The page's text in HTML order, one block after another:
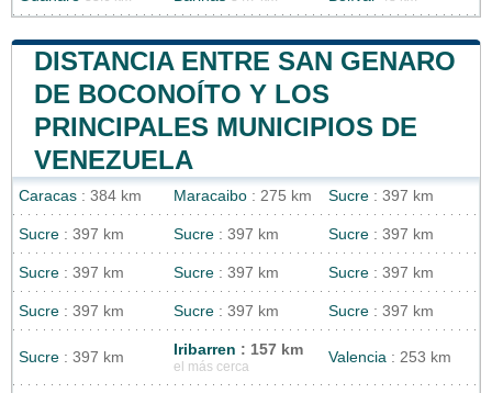
DISTANCIA ENTRE SAN GENARO
DE BOCONOÍTO Y LOS
PRINCIPALES MUNICIPIOS DE
VENEZUELA
Caracas : 384 km Maracaibo : 275 km Sucre : 397 km
Sucre : 397 km Sucre : 397 km Sucre : 397 km
Sucre : 397 km Sucre : 397 km Sucre : 397 km
Sucre : 397 km Sucre : 397 km Sucre : 397 km
Sucre : 397 km Iribarren : 157 km
el más cerca
Valencia : 253 km